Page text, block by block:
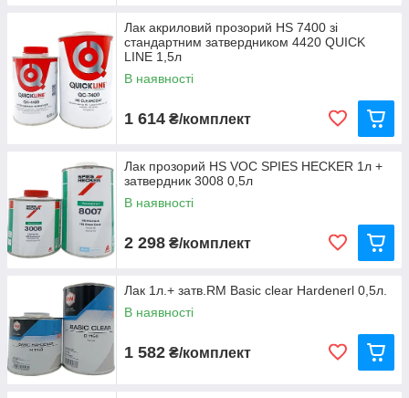
Лак акриловий прозорий HS 7400 зі
стандартним затвердником 4420 QUICK
LINE 1,5л
В наявності
1 614 ₴/комплект
Лак прозорий HS VOC SPIES HECKER 1л +
затвердник 3008 0,5л
В наявності
2 298 ₴/комплект
Лак 1л.+ затв.RM Basic clear Hardenerl 0,5л.
В наявності
1 582 ₴/комплект